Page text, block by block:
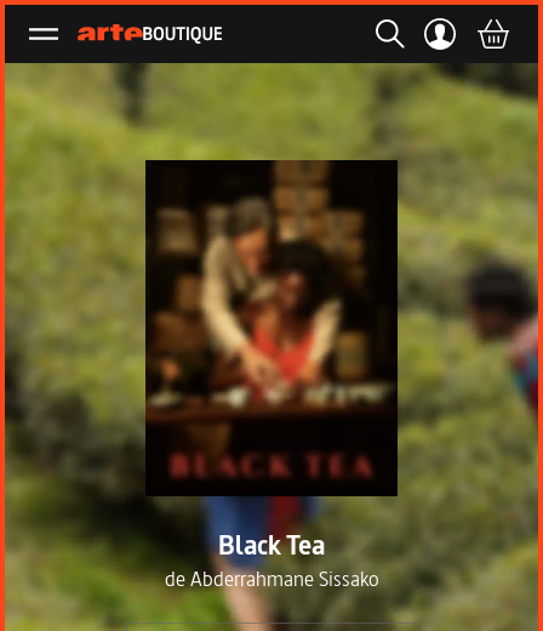
Ouvrir le menu
Black Tea
deAbderrahmane Sissako